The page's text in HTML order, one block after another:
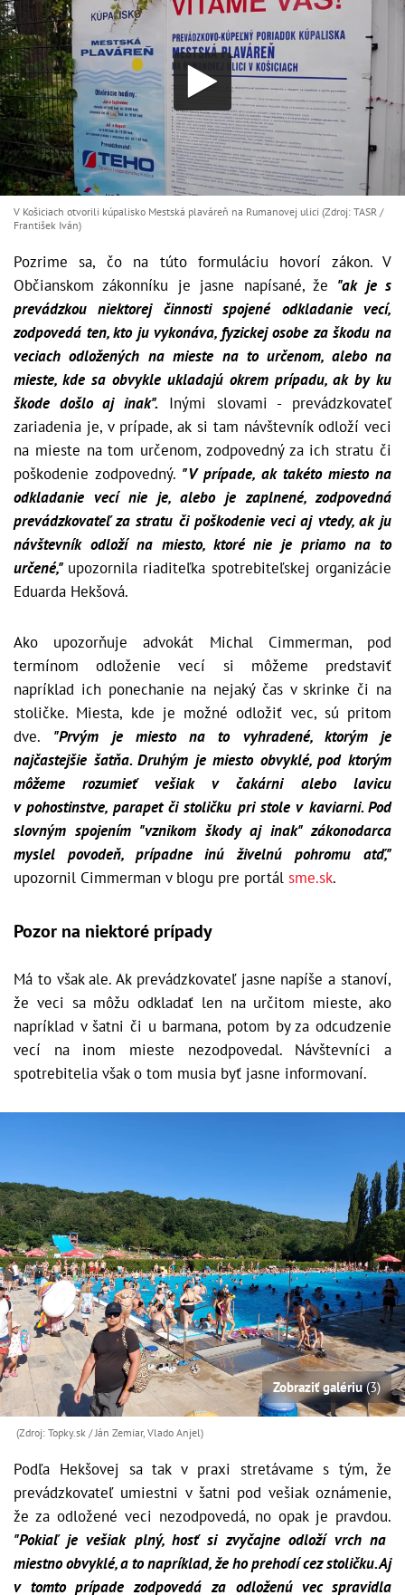
V Košiciach otvorili kúpalisko Mestská plaváreň na Rumanovej ulici (Zdroj: TASR /
František Iván)
Pozrime sa, čo na túto formuláciu hovorí zákon. V
Občianskom zákonníku je jasne napísané, že "ak je s
prevádzkou niektorej činnosti spojené odkladanie vecí,
zodpovedá ten, kto ju vykonáva, fyzickej osobe za škodu na
veciach odložených na mieste na to určenom, alebo na
mieste, kde sa obvykle ukladajú okrem prípadu, ak by ku
škode došlo aj inak". Inými slovami - prevádzkovateľ
zariadenia je, v prípade, ak si tam návštevník odloží veci
na mieste na tom určenom, zodpovedný za ich stratu či
poškodenie zodpovedný. "V prípade, ak takéto miesto na
odkladanie vecí nie je, alebo je zaplnené, zodpovedná
prevádzkovateľ za stratu či poškodenie veci aj vtedy, ak ju
návštevník odloží na miesto, ktoré nie je priamo na to
určené," upozornila riaditeľka spotrebiteľskej organizácie
Eduarda Hekšová.
Ako upozorňuje advokát Michal Cimmerman, pod
termínom odloženie vecí si môžeme predstaviť
napríklad ich ponechanie na nejaký čas v skrinke či na
stoličke. Miesta, kde je možné odložiť vec, sú pritom
dve. "Prvým je miesto na to vyhradené, ktorým je
najčastejšie šatňa. Druhým je miesto obvyklé, pod ktorým
môžeme rozumieť vešiak v čakárni alebo lavicu
v pohostinstve, parapet či stoličku pri stole v kaviarni. Pod
slovným spojením "vznikom škody aj inak" zákonodarca
myslel povodeň, prípadne inú živelnú pohromu atď,"
upozornil Cimmerman v blogu pre portál sme.sk.
Pozor na niektoré prípady
Má to však ale. Ak prevádzkovateľ jasne napíše a stanoví,
že veci sa môžu odkladať len na určitom mieste, ako
napríklad v šatni či u barmana, potom by za odcudzenie
vecí na inom mieste nezodpovedal. Návštevníci a
spotrebitelia však o tom musia byť jasne informovaní.
Zobraziť galériu(3)
(Zdroj: Topky.sk / Ján Zemiar, Vlado Anjel)
Podľa Hekšovej sa tak v praxi stretávame s tým, že
prevádzkovateľ umiestni v šatni pod vešiak oznámenie,
že za odložené veci nezodpovedá, no opak je pravdou.
"Pokiaľ je vešiak plný, hosť si zvyčajne odloží vrch na
miestno obvyklé, a to napríklad, že ho prehodí cez stoličku. Aj
v tomto prípade zodpovedá za odloženú vec spravidla